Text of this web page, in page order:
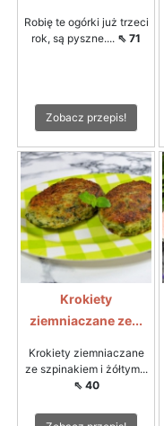
Robię te ogórki już trzeci
rok, są pyszne.... ⇖ 71
Zobacz przepis!
Krokiety
ziemniaczane ze...
Krokiety ziemniaczane
ze szpinakiem i żółtym...
⇖ 40